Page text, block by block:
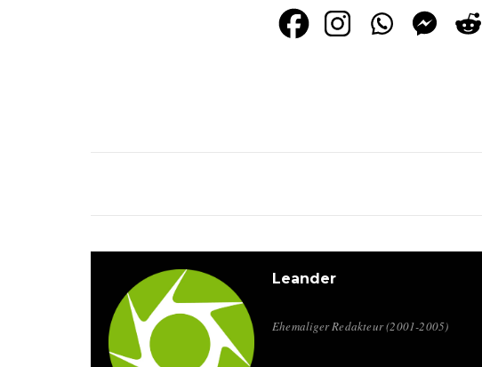
Leander
Ehemaliger Redakteur (2001-2005)